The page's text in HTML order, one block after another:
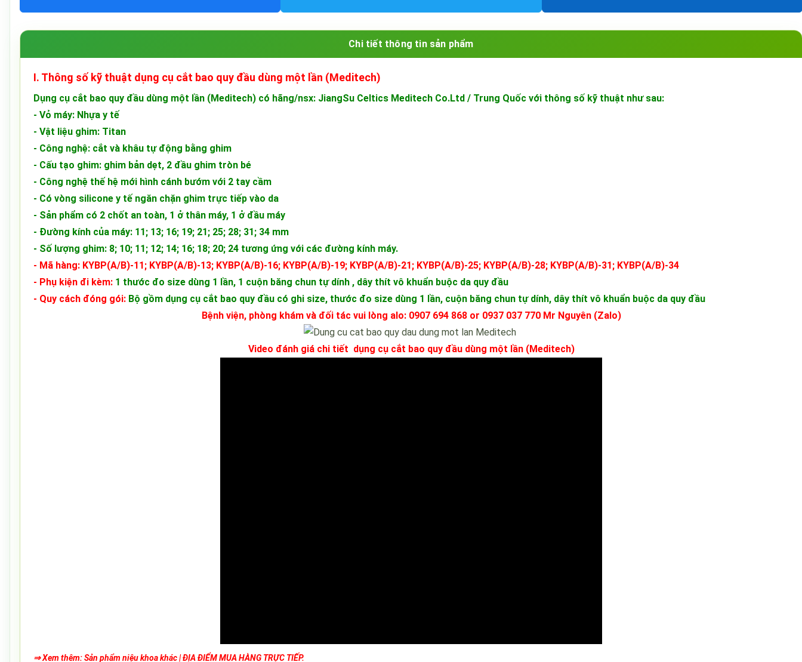
Chi tiết thông tin sản phẩm
I. Thông số kỹ thuật dụng cụ cắt bao quy đầu dùng một lần (Meditech)
Dụng cụ cắt bao quy đầu dùng một lần (Meditech) có hãng/nsx: JiangSu Celtics Meditech Co.Ltd / Trung Quốc với thông số kỹ thuật như sau:
- Vỏ máy: Nhựa y tế
- Vật liệu ghim: Titan
- Công nghệ: cắt và khâu tự động bằng ghim
- Cấu tạo ghim: ghim bản dẹt, 2 đầu ghim tròn bé
- Công nghệ thế hệ mới hình cánh bướm với 2 tay cầm
- Có vòng silicone y tế ngăn chặn ghim trực tiếp vào da
- Sản phẩm có 2 chốt an toàn, 1 ở thân máy, 1 ở đầu máy
- Đường kính của máy: 11; 13; 16; 19; 21; 25; 28; 31; 34 mm
- Số lượng ghim: 8; 10; 11; 12; 14; 16; 18; 20; 24 tương ứng với các đường kính máy.
- Mã hàng: KYBP(A/B)-11; KYBP(A/B)-13; KYBP(A/B)-16; KYBP(A/B)-19; KYBP(A/B)-21; KYBP(A/B)-25; KYBP(A/B)-28; KYBP(A/B)-31; KYBP(A/B)-34
- Phụ kiện đi kèm: 1 thước đo size dùng 1 lần, 1 cuộn băng chun tự dính , dây thít vô khuẩn buộc da quy đầu
- Quy cách đóng gói: Bộ gồm dụng cụ cắt bao quy đầu có ghi size, thước đo size dùng 1 lần, cuộn băng chun tự dính, dây thít vô khuẩn buộc da quy đầu
Bệnh viện, phòng khám và đối tác vui lòng alo: 0907 694 868 or 0937 037 770 Mr Nguyên (Zalo)
Video đánh giá chi tiết dụng cụ cắt bao quy đầu dùng một lần (Meditech)
⇒ Xem thêm:Sản phẩm niệu khoa khác|ĐỊA ĐIỂM MUA HÀNG TRỰC TIẾP.